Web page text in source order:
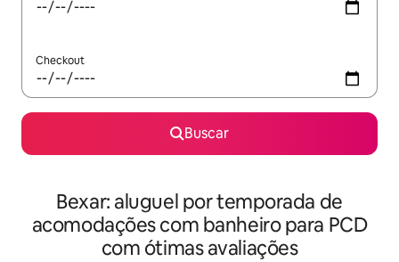
Checkout
Buscar
Bexar: aluguel por temporada de
acomodações com banheiro para PCD
com ótimas avaliações